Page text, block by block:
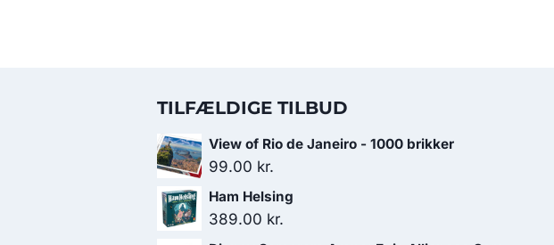
TILFÆLDIGE TILBUD
View of Rio de Janeiro - 1000 brikker
99.00 kr.
Ham Helsing
389.00 kr.